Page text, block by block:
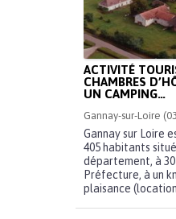
ACTIVITÉ
CHAMBRES
UN CAMPING…
Gannay-sur-Loire
Gannay sur Loire
405 habitants
département, à
Préfecture, à un
plaisance